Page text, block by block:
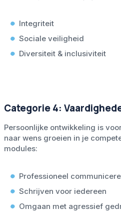
Integriteit
Sociale veiligheid
Diversiteit & inclusiviteit
Categorie 4:
Persoonlijke ontwikkeling is
naar wens groeien in je
modules:
Professioneel
Schrijven voor iedereen
Omgaan met agressief